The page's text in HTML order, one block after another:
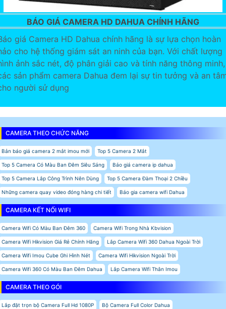
BÁO GIÁ CAMERA HD DAHUA CHÍNH HÃNG
giá Camera HD Dahua chính hãng là sự lựa chọn hoàn
cho hệ thống giám sát an ninh của bạn. Với chất lượng
ảnh sắc nét, độ phân giải cao và tính năng thông minh,
sản phẩm camera Dahua đem lại sự tin tưởng và an
người sử dụng
CAMERA THEO CHỨC NĂNG
Bản báo giá camera 2 mắt imou mới Top 5 Camera 2 Mắt
Top 5 Camera Có Màu Ban Đêm Siêu Sáng Báo giá camera ip dahua
Top 5 Camera Lắp Công Trình Nên Dùng Top 5 Camera Đàm Thoại 2 Chiều
Những camera quay video đóng hàng chi tiết Báo gia camera wifi Dahua
CAMERA KẾT NỐI WIFI
Camera Wifi Có Màu Ban Đêm 360 Camera Wifi Trong Nhà Kbvision
Camera Wifi Hikvision Giá Rẻ Chính Hãng Lắp Camera Wifi 360 Dahua Ngoài Trời
Camera Wifi Imou Cube Ghi Hình Nét Camera Wifi Hikvision Ngoài Trời
Camera Wifi 360 Có Màu Ban Đêm Dahua Lắp Camera Wifi Thân Imou
CAMERA THEO GÓI
Lắp đặt trọn bộ Camera Full Hd 1080P Bộ Camera Full Color Dahua